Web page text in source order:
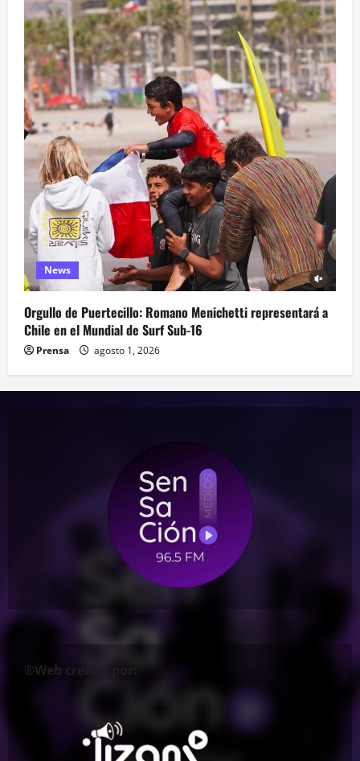
News
Orgullo de Puertecillo: Romano Menichetti representará a
Chile en el Mundial de Surf Sub-16
Prensa agosto 1, 2026
®Web creada por: